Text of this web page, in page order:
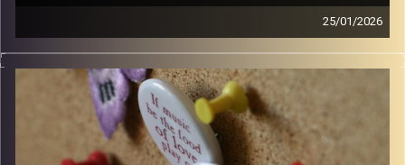
25/01/2026
קלאסיקות רוק עם אורן הוף.
włodi